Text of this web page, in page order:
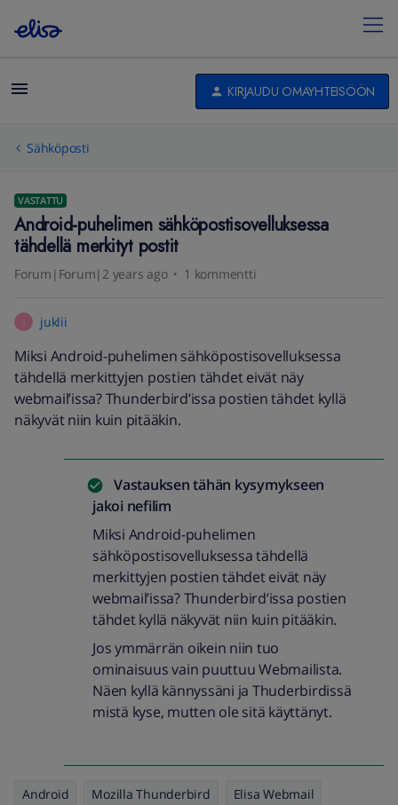
KIRJAUDU OMAYHTEISÖÖN
Sähköposti
VASTATTU
Android-puhelimen sähköpostisovelluksessa
tähdellä merkityt postit
Forum|Forum|2 years ago 1 kommentti
juklii
Miksi Android-puhelimen sähköpostisovelluksessa
tähdellä merkittyjen postien tähdet eivät näy
webmail’issa? Thunderbird’issa postien tähdet kyllä
näkyvät niin kuin pitääkin.
Vastauksen tähän kysymykseen
jakoi nefilim
Miksi Android-puhelimen
sähköpostisovelluksessa tähdellä
merkittyjen postien tähdet eivät näy
webmail’issa? Thunderbird’issa postien
tähdet kyllä näkyvät niin kuin pitääkin.
Jos ymmärrän oikein niin tuo
ominaisuus vain puuttuu Webmailista.
Näen kyllä kännyssäni ja Thuderbirdissä
mistä kyse, mutten ole sitä käyttänyt.
Android Mozilla Thunderbird Elisa Webmail